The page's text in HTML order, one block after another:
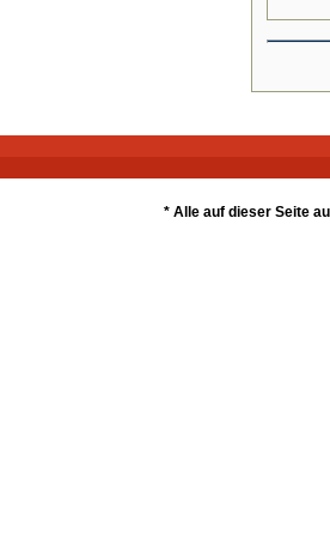
* Alle auf dieser Seite